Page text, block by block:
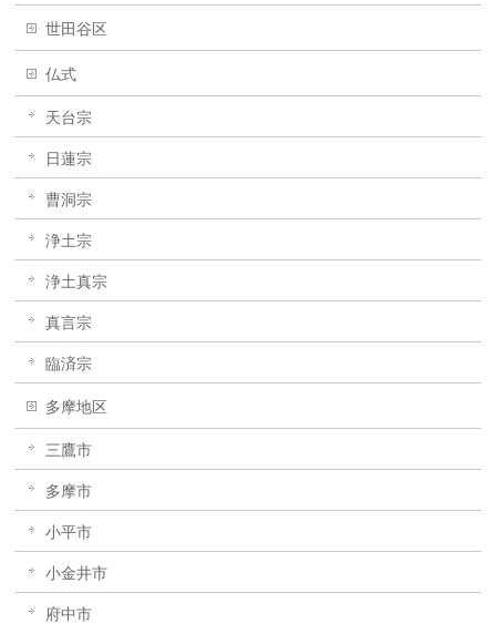
世田谷区
仏式
天台宗
日蓮宗
曹洞宗
浄土宗
浄土真宗
真言宗
臨済宗
多摩地区
三鷹市
多摩市
小平市
小金井市
府中市